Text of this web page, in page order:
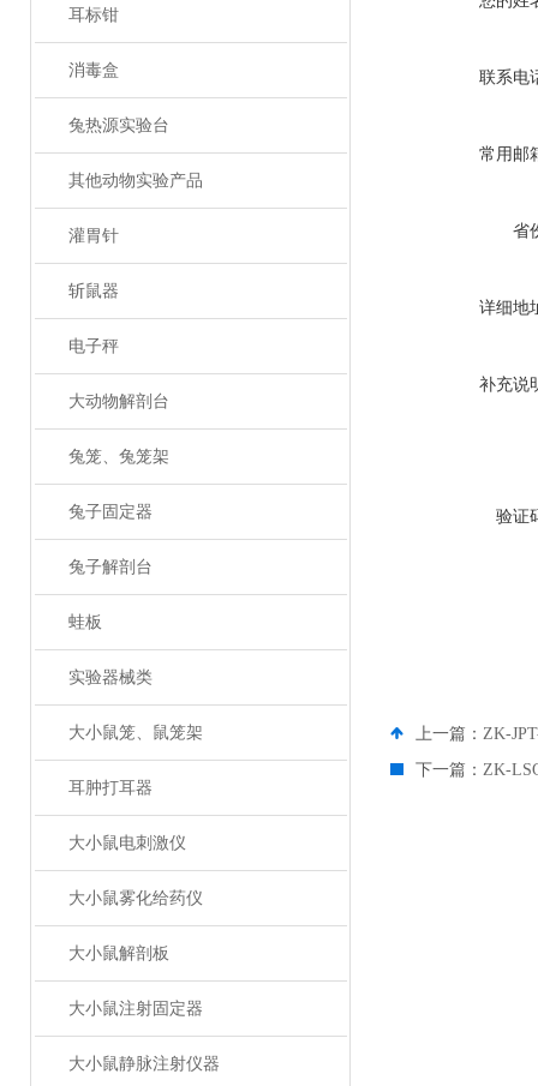
耳标钳
消毒盒
兔热源实验台
其他动物实验产品
灌胃针
斩鼠器
电子秤
大动物解剖台
兔笼、兔笼架
兔子固定器
兔子解剖台
蛙板
实验器械类
大小鼠笼、鼠笼架
耳肿打耳器
大小鼠电刺激仪
大小鼠雾化给药仪
大小鼠解剖板
大小鼠注射固定器
大小鼠静脉注射仪器
联系电
常用邮
省
详细地
补充说
验证
上一篇： ZK-
下一篇： ZK-